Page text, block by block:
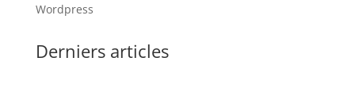
Wordpress
Derniers articles